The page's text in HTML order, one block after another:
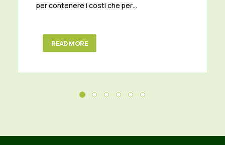
per contenere i costi che per…
READ MORE